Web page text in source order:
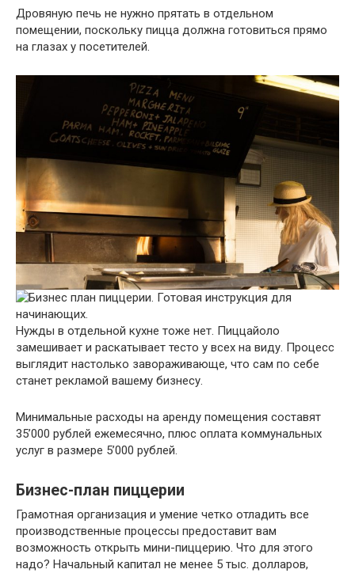
Дровяную печь не нужно прятать в отдельном
помещении, поскольку пицца должна готовиться прямо
на глазах у посетителей.
Нужды в отдельной кухне тоже нет. Пиццайоло
замешивает и раскатывает тесто у всех на виду. Процесс
выглядит настолько завораживающе, что сам по себе
станет рекламой вашему бизнесу.
Минимальные расходы на аренду помещения составят
35’000 рублей ежемесячно, плюс оплата коммунальных
услуг в размере 5’000 рублей.
Бизнес-план пиццерии
Грамотная организация и умение четко отладить все
производственные процессы предоставит вам
возможность открыть мини-пиццерию. Что для этого
надо? Начальный капитал не менее 5 тыс. долларов,